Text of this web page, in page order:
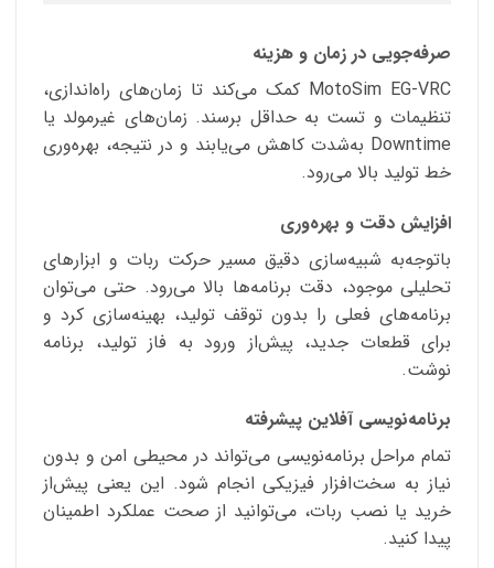
صرفه‌جویی در زمان و هزینه
MotoSim EG-VRC کمک می‌کند تا زمان‌های راه‌اندازی،
تنظیمات و تست به حداقل برسند. زمان‌های غیرمولد یا
Downtime به‌شدت کاهش می‌یابند و در نتیجه، بهره‌وری
خط تولید بالا می‌رود.
افزایش دقت و بهره‌وری
باتوجه‌به شبیه‌سازی دقیق مسیر حرکت ربات و ابزارهای
تحلیلی موجود، دقت برنامه‌ها بالا می‌رود. حتی می‌توان
برنامه‌های فعلی را بدون توقف تولید، بهینه‌سازی کرد و
برای قطعات جدید، پیش‌از ورود به فاز تولید، برنامه
نوشت.
برنامه‌نویسی آفلاین پیشرفته
تمام مراحل برنامه‌نویسی می‌تواند در محیطی امن و بدون
نیاز به سخت‌افزار فیزیکی انجام شود. این یعنی پیش‌از
خرید یا نصب ربات، می‌توانید از صحت عملکرد اطمینان
پیدا کنید.